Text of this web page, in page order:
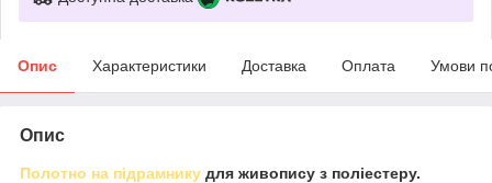
Опис Характеристики Доставка Оплата Умови
Опис
Полотно на підрамнику для живопису з поліестеру.